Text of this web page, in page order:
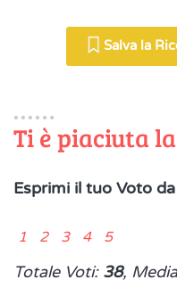
Salva la
Ti è piaciuta
Esprimi il tuo Voto
1 2 3 4 5
Totale Voti: 38,